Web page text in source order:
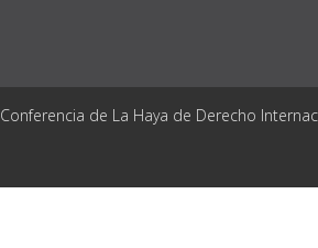
de La Haya de Derecho